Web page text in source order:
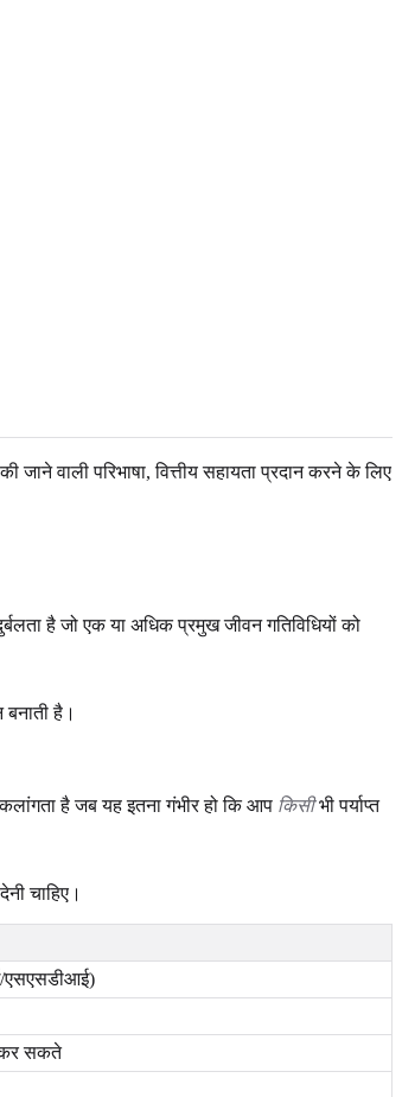
वाली परिभाषा, वित्तीय सहायता प्रदान करने के लिए
है जो एक या अधिक प्रमुख जीवन गतिविधियों को
है।
है जब यह इतना गंभीर हो कि आप किसीभी पर्याप्त
चाहिए।
एसएसडीआई)
कर सकते